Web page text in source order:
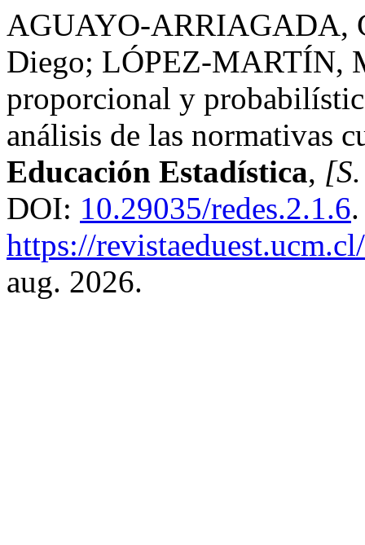
AGUAYO-ARRIAGADA,
Diego; LÓPEZ-MARTÍN,
proporcional y
análisis de las normativas
Educación Estadística,
DOI: 10.29035/redes.2.1.6
https://
aug. 2026.